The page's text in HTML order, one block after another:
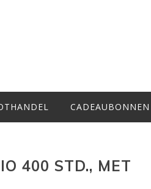
CADEAUBONNEN
400 STD., MET